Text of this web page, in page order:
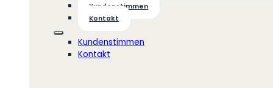
Kundenstimmen
Kontakt
Kundenstimmen
Kontakt